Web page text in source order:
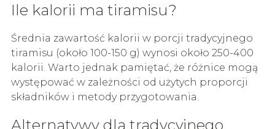
Ile kalorii ma tiramisu?
Średnia zawartość kalorii w porcji tradycyjnego
tiramisu (około 100-150 g) wynosi około 250-400
kalorii. Warto jednak pamiętać, że różnice mogą
występować w zależności od użytych proporcji
składników i metody przygotowania.
Alternatywy dla tradycyjnego